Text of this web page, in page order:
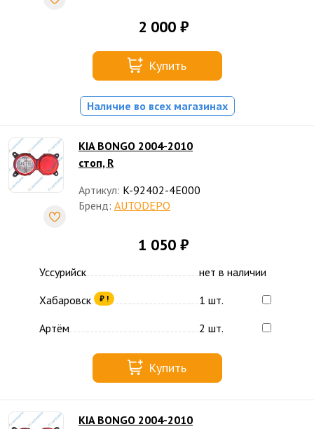
2 000 ₽
Купить
Наличие во всех магазинах
KIA BONGO 2004-2010
стоп, R
Артикул: K-92402-4E000
Бренд: AUTODEPO
1 050 ₽
Уссурийск
нет в наличии
Хабаровск
₽ !
1 шт.
Артём
2 шт.
Купить
KIA BONGO 2004-2010